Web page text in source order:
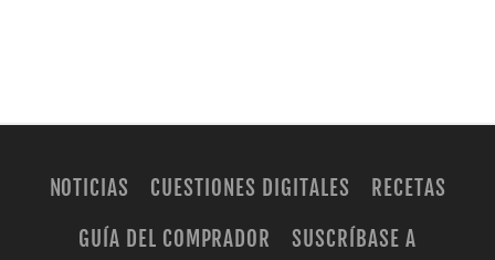
NOTICIAS CUESTIONES DIGITALES
RECETAS
GUÍA DEL COMPRADOR
SUSCRÍBASE A